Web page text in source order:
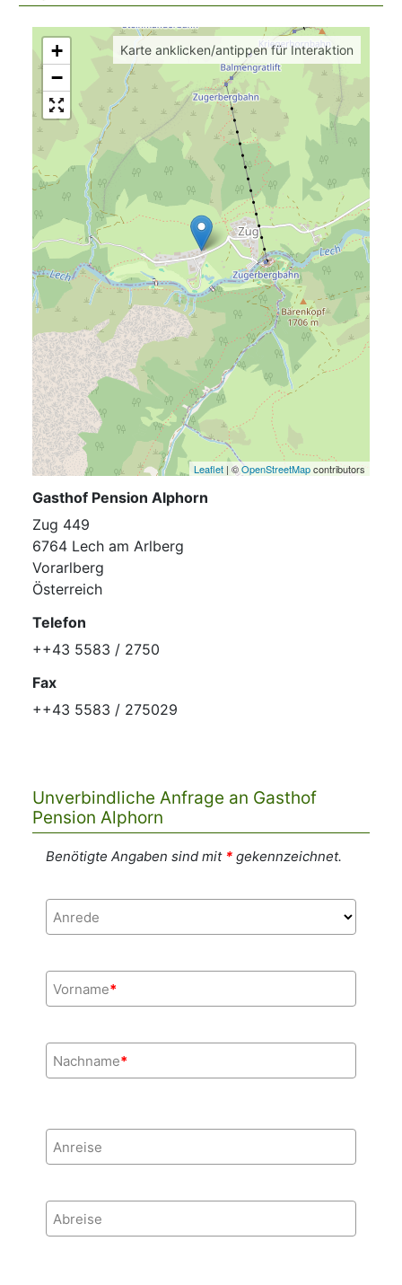
+
−
Leaflet | ©OpenStreetMapcontributors
Karte anklicken/antippen für Interaktion
Gasthof Pension Alphorn
Zug 449
6764 Lech am Arlberg
Vorarlberg
Österreich
Telefon
++43 5583 / 2750
Fax
++43 5583 / 275029
Unverbindliche Anfrage an Gasthof
Pension Alphorn
Benötigte Angaben sind mit *gekennzeichnet.
Anrede
Vorname*
Nachname*
Anreise
Abreise